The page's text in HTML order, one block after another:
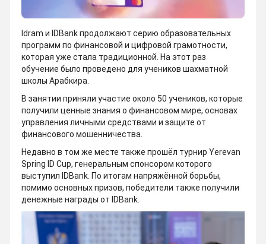
Idram и IDBank продолжают серию образовательных
программ по финансовой и цифровой грамотности,
которая уже стала традиционной. На этот раз
обучение было проведено для учеников шахматной
школы Арабкира.
В занятии приняли участие около 50 учеников, которые
получили ценные знания о финансовом мире, основах
управления личными средствами и защите от
финансового мошенничества.
Недавно в том же месте также прошёл турнир Yerevan
Spring ID Cup, генеральным спонсором которого
выступил IDBank. По итогам напряжённой борьбы,
помимо основных призов, победители также получили
денежные награды от IDBank.